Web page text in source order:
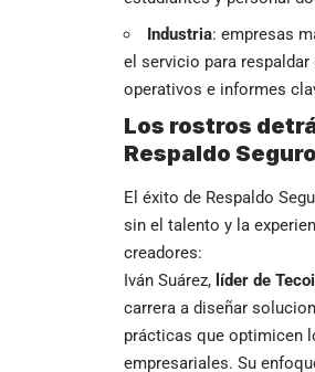
Industria: empresas
el servicio para
operativos e informes
Los rostros
Respaldo Seguro
El éxito de Respaldo
sin el talento y la
creadores:
Iván Suárez, líder de
carrera a diseñar
prácticas que optimicen
empresariales. Su